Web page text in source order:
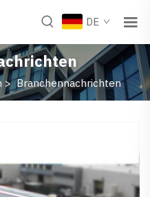
DE
>Branchennachrichten